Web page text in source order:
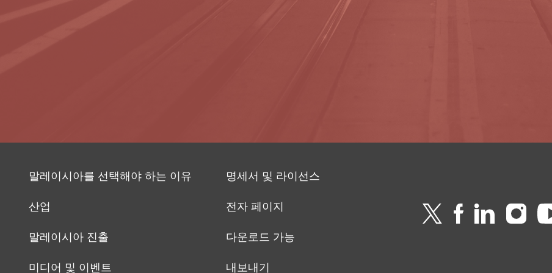
말레이시아를 선택해야 하는 이유
산업
말레이시아 진출
미디어 및 이벤트
명세서 및 라이선스
전자 페이지
다운로드 가능
내보내기